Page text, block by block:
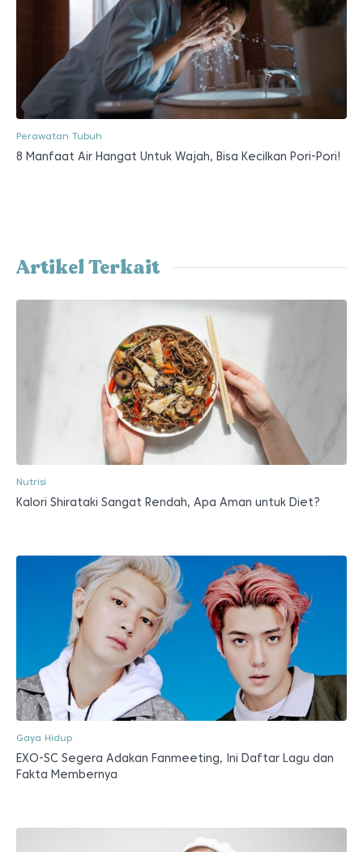
Perawatan Tubuh
8 Manfaat Air Hangat Untuk Wajah, Bisa Kecilkan Pori-Pori!
Artikel Terkait
Nutrisi
Kalori Shirataki Sangat Rendah, Apa Aman untuk Diet?
Gaya Hidup
EXO-SC Segera Adakan Fanmeeting, Ini Daftar Lagu dan
Fakta Membernya